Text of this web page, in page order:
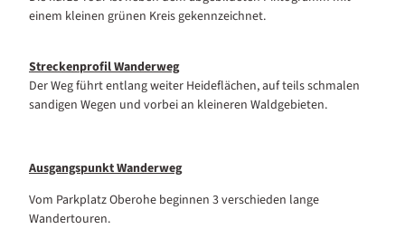
einem kleinen grünen Kreis gekennzeichnet.
Streckenprofil Wanderweg
Der Weg führt entlang weiter Heideflächen, auf teils schmalen
sandigen Wegen und vorbei an kleineren Waldgebieten.
Ausgangspunkt Wanderweg
Vom Parkplatz Oberohe beginnen 3 verschieden lange
Wandertouren.